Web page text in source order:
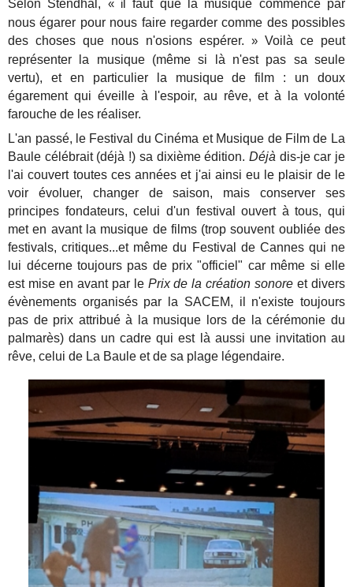
Selon Stendhal, « i l faut que la musique commence par
nous égarer pour nous faire regarder comme des possibles
des choses que nous n'osions espérer. » Voilà ce peut
représenter la musique (même si là n'est pas sa seule
vertu), et en particulier la musique de film : un doux
égarement qui éveille à l'espoir, au rêve, et à la volonté
farouche de les réaliser.
L'an passé, le Festival du Cinéma et Musique de Film de La
Baule célébrait (déjà !) sa dixième édition. Déjà dis-je car je
l'ai couvert toutes ces années et j'ai ainsi eu le plaisir de le
voir évoluer, changer de saison, mais conserver ses
principes fondateurs, celui d'un festival ouvert à tous, qui
met en avant la musique de films (trop souvent oubliée des
festivals, critiques...et même du Festival de Cannes qui ne
lui décerne toujours pas de prix "officiel" car même si elle
est mise en avant par le Prix de la création sonore et divers
évènements organisés par la SACEM, il n'existe toujours
pas de prix attribué à la musique lors de la cérémonie du
palmarès) dans un cadre qui est là aussi une invitation au
rêve, celui de La Baule et de sa plage légendaire.